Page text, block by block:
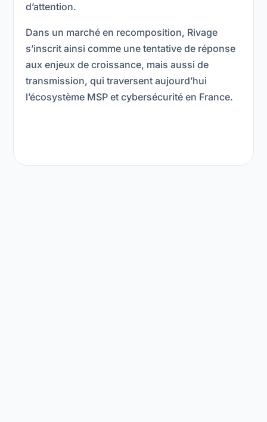
d’attention.
Dans un marché en recomposition, Rivage
s’inscrit ainsi comme une tentative de réponse
aux enjeux de croissance, mais aussi de
transmission, qui traversent aujourd’hui
l’écosystème MSP et cybersécurité en France.